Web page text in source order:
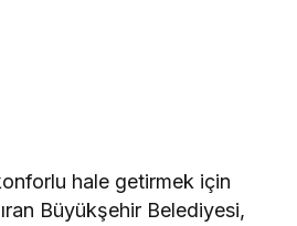
hale getirmek için
Büyükşehir Belediyesi,